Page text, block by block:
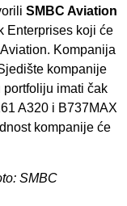
SMBC Aviation
Enterprises koji će
Kompanija
kompanije
imati čak
A320 i B737MAX
kompanije će
SMBC